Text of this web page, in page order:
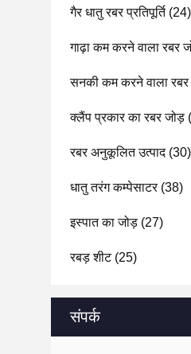
गैर धातु रबर प्रतिपूर्ति(24)
गाढ़ा कम करने वाला रबर
सनकी कम करने वाला
क्लैंप प्रकार का रबर जोड़
रबर अनुकूलित उत्पाद(30)
धातु तरंग कम्पेसाटर(38)
इस्पात का जोड़ (27)
रबड़ शीट(25)
संपर्क